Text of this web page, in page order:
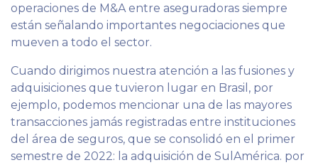
operaciones de M&A entre aseguradoras siempre
están señalando importantes negociaciones que
mueven a todo el sector.
Cuando dirigimos nuestra atención a las fusiones y
adquisiciones que tuvieron lugar en Brasil, por
ejemplo, podemos mencionar una de las mayores
transacciones jamás registradas entre instituciones
del área de seguros, que se consolidó en el primer
semestre de 2022: la adquisición de SulAmérica. por